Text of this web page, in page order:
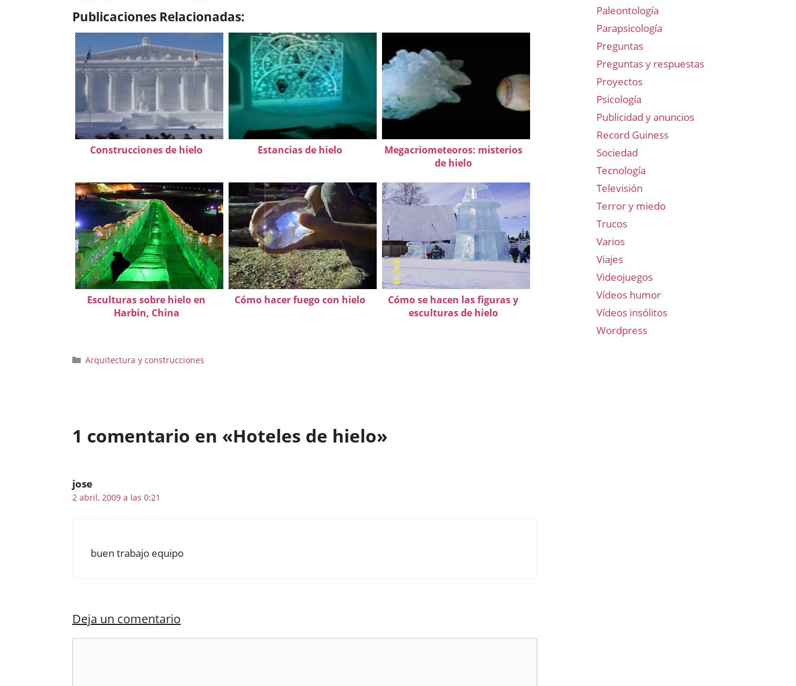
Publicaciones Relacionadas:
Construcciones de hielo Estancias de hielo
Megacriometeoros: misterios
de hielo
Esculturas sobre hielo en
Harbin, China
Cómo hacer fuego con hielo
Cómo se hacen las figuras y
esculturas de hielo
Categorías
Arquitectura y construcciones
1 comentario en «Hoteles de hielo»
jose
2 abril, 2009 a las 0:21
buen trabajo equipo
Deja un comentario
Paleontología
Parapsicología
Preguntas
Preguntas y respuestas
Proyectos
Psicología
Publicidad y anuncios
Record Guiness
Sociedad
Tecnología
Televisión
Terror y miedo
Trucos
Varios
Viajes
Videojuegos
Vídeos humor
Vídeos insólitos
Wordpress